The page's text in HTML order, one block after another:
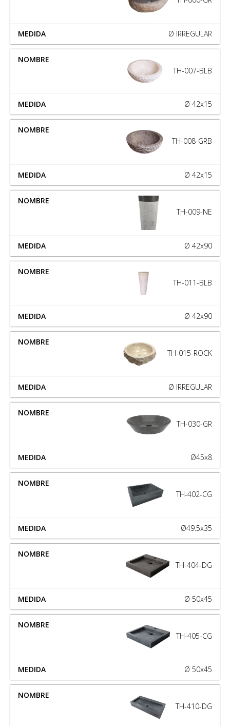
Ø IRREGULAR
TH-007-BLB
Ø 42x15
TH-008-GRB
Ø 42x15
TH-009-NE
Ø 42x90
TH-011-BLB
Ø 42x90
TH-015-ROCK
Ø IRREGULAR
TH-030-GR
Ø45x8
TH-402-CG
Ø49.5x35
TH-404-DG
Ø 50x45
TH-405-CG
Ø 50x45
TH-410-DG